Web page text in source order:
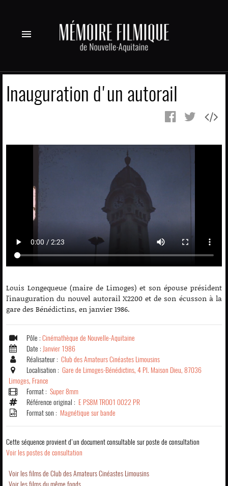
menu
Inauguration d'un autorail
Louis Longequeue (maire de Limoges) et son épouse président
l'inauguration du nouvel autorail X2200 et de son écusson à la
gare des Bénédictins, en janvier 1986.
Pôle : Cinémathèque de Nouvelle-Aquitaine
Date : Janvier 1986
Réalisateur : Club des Amateurs Cinéastes Limousins
Localisation : Gare de Limoges-Bénédictins, 4 Pl. Maison Dieu, 87036
Limoges, France
Format : Super 8mm
Référence original : E PS8M TRO01 0022 PR
Format son : Magnétique sur bande
Cette séquence provient d'un document consultable sur poste de consultation
Voir les postes de consultation
Voir les films de Club des Amateurs Cinéastes Limousins
Voir les films du même fonds